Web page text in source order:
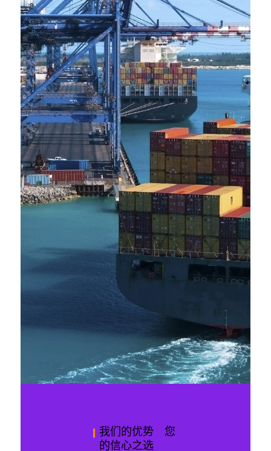
我们的优势 您
的信心之选